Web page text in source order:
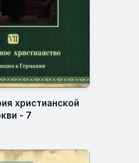
христианской
- 7